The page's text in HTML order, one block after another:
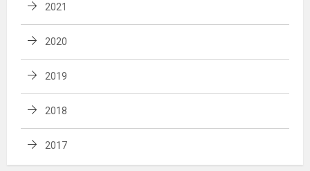
2021
2020
2019
2018
2017